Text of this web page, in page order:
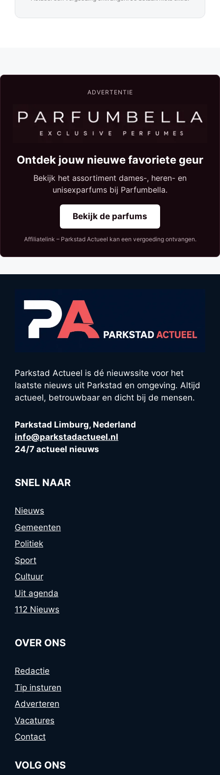
ADVERTENTIE
Ontdek jouw nieuwe favoriete geur
Bekijk het assortiment dames-, heren- en
unisexparfums bij Parfumbella.
Bekijk de parfums
Affiliatelink – Parkstad Actueel kan een vergoeding ontvangen.
Parkstad Actueel is dé nieuwssite voor het
laatste nieuws uit Parkstad en omgeving. Altijd
actueel, betrouwbaar en dicht bij de mensen.
Parkstad Limburg, Nederland
info@parkstadactueel.nl
24/7 actueel nieuws
SNEL NAAR
Nieuws
Gemeenten
Politiek
Sport
Cultuur
Uit agenda
112 Nieuws
OVER ONS
Redactie
Tip insturen
Adverteren
Vacatures
Contact
VOLG ONS